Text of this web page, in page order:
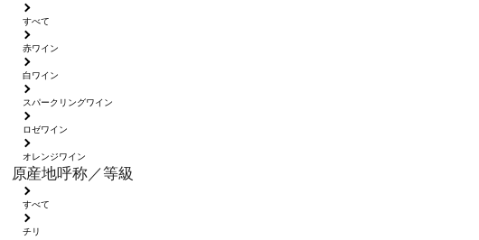
すべて
赤ワイン
白ワイン
スパークリングワイン
ロゼワイン
オレンジワイン
原産地呼称／等級
すべて
チリ